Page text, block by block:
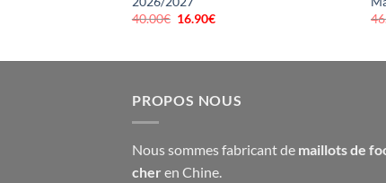
40.00€ Le
16.90€
PROPOS NOUS
Nous sommes fabricant de maillots de
cher en Chine.